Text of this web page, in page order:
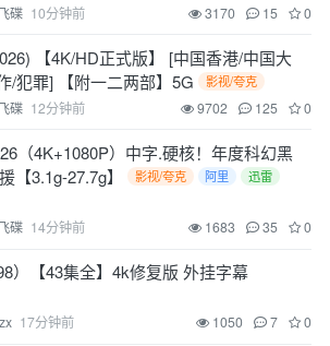
碟 10分钟前 3170 15 0
【4K/HD正式版】 [中国香港/中国大
/犯罪] 【附一二两部】5G
影视/夸克
碟 12分钟前 9702 125 0
（4K+1080P）中字.硬核！年度科幻黑
【3.1g-27.7g】
影视/夸克 阿里
迅雷
碟 14分钟前 1683 35 0
）【43集全】4k修复版 外挂字幕
17分钟前 1050 7 0